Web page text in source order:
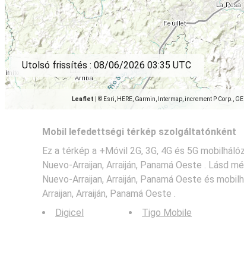
Leaflet © Esri, HERE, Garmin, Intermap, increment P Corp.,
Utolsó frissítés : 08/06/2026 03:35 UTC
Mobil lefedettségi térkép szolgáltatónként
Ez a térkép a +Móvil 2G, 3G, 4G és 5G
Nuevo-Arraijan, Arraiján, Panamá Oeste . Lásd
Nuevo-Arraijan, Arraiján, Panamá Oeste és
Arraijan, Arraiján, Panamá Oeste .
Digicel
Tigo Mobile